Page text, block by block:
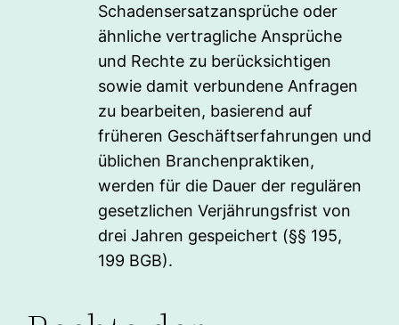
Schadensersatzansprüche oder
ähnliche vertragliche Ansprüche
und Rechte zu berücksichtigen
sowie damit verbundene Anfragen
zu bearbeiten, basierend auf
früheren Geschäftserfahrungen und
üblichen Branchenpraktiken,
werden für die Dauer der regulären
gesetzlichen Verjährungsfrist von
drei Jahren gespeichert (§§ 195,
199 BGB).